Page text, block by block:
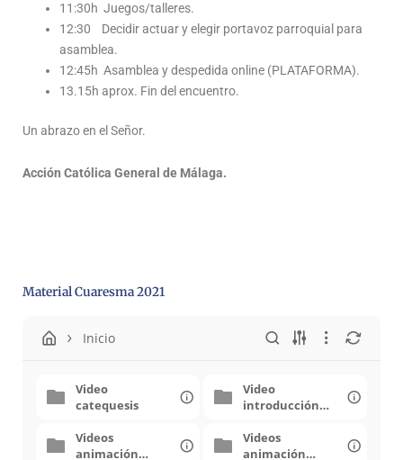
11:30h Juegos/talleres.
12:30 Decidir actuar y elegir portavoz parroquial para
asamblea.
12:45h Asamblea y despedida online (PLATAFORMA).
13.15h aprox. Fin del encuentro.
Un abrazo en el Señor.
Acción Católica General de Málaga.
Material Cuaresma 2021
Inicio
Video
catequesis
Video
introducción
Videos
animación
Videos
animación